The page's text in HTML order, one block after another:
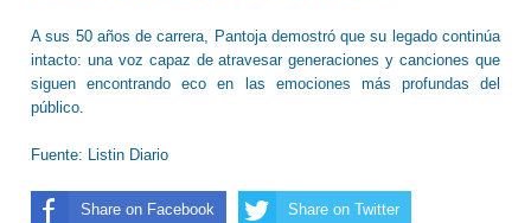
A sus 50 años de carrera, Pantoja demostró que su legado continúa
intacto: una voz capaz de atravesar generaciones y canciones que
siguen encontrando eco en las emociones más profundas del
público.
Fuente: Listin Diario
Share on Facebook Share on Twitter